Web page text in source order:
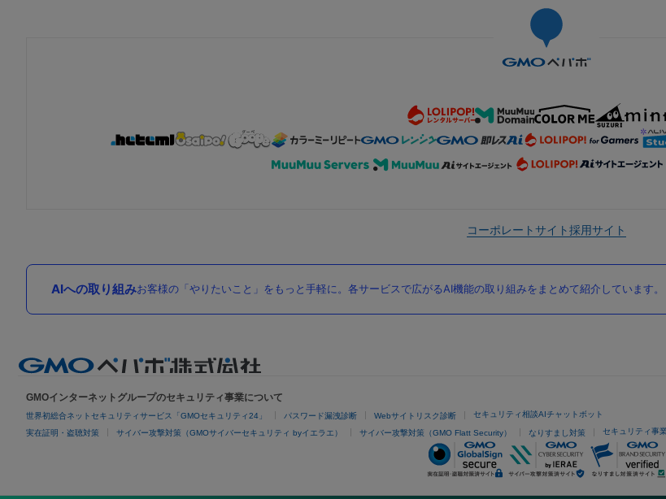
コーポレートサイト採用サイト
AIへの取り組みお客様の「やりたいこと」をもっと手軽に。各サービスで広がるAI機能の取り組みをまとめて紹介しています。
GMOインターネットグループのセキュリティ事業について
世界初総合ネットセキュリティサービス「GMOセキュリティ24」 パスワード漏洩診断 Webサイトリスク診断 セキュリティ相談AIチャットボット
実在証明・盗聴対策 サイバー攻撃対策（GMOサイバーセキュリティ byイエラエ） サイバー攻撃対策（GMO Flatt Security） なりすまし対策 セキュリティ事